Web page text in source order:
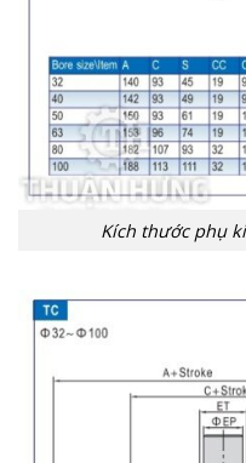
Kích thước phụ